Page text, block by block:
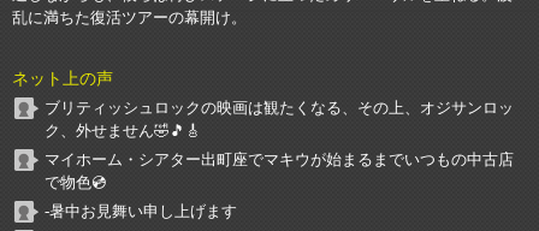
乱に満ちた復活ツアーの幕開け。
ネット上の声
ブリティッシュロックの映画は観たくなる、その上、オジサンロッ
ク、外せません🤣🎵🎸
マイホーム・シアター出町座でマキウが始まるまでいつもの中古店
で物色💿
-暑中お見舞い申し上げます